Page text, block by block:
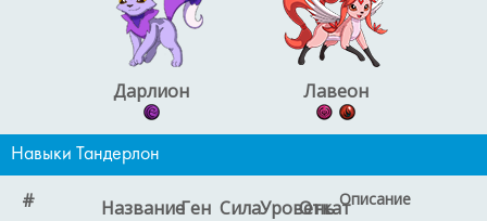
Дарлион Лавеон
Навыки Тандерлон
# НазваниеГен СилаУровень
ОткатОписание